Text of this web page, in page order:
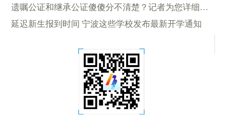
遗嘱公证和继承公证傻傻分不清楚？记者为您详细解读
延迟新生报到时间 宁波这些学校发布最新开学通知